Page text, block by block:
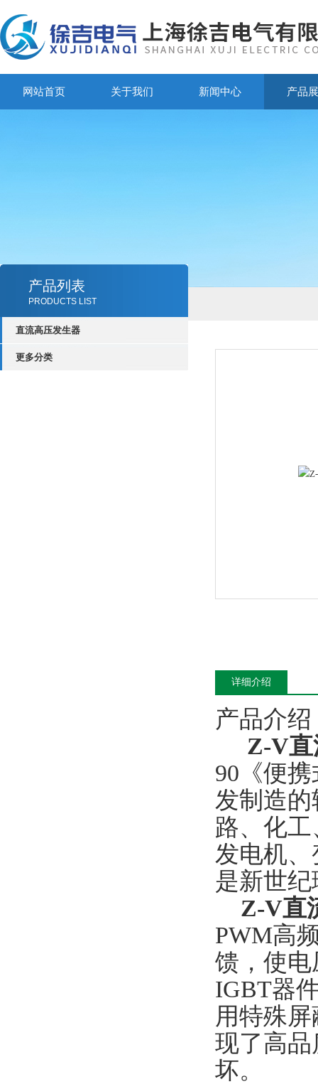
网站首页 关于我们 新闻中心 产品
产品列表
PRODUCTS LIST
直流高压发生器
更多分类
详细介绍
产品介绍
Z-V直
90《便
发制造
路、化
发电机
是新世
Z-V直
PWM高
馈，使
IGBT器
用特殊
现了高
坏。